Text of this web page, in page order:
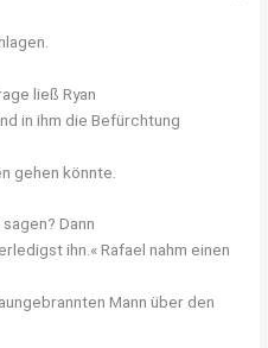
ließ Ryan
in ihm die Befürchtung
gehen könnte.
Dann
ihn.« Rafael nahm einen
Mann über den